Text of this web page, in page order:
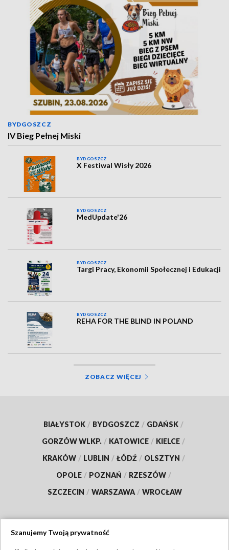
BYDGOSZCZ
IV Bieg Pełnej Miski
BYDGOSZCZ
X Festiwal Wisły 2026
BYDGOSZCZ
MedUpdate'26
BYDGOSZCZ
Targi Pracy, Ekonomii Społecznej i Edukacji
BYDGOSZCZ
REHA FOR THE BLIND IN POLAND
ZOBACZ WIĘCEJ
BIAŁYSTOK / BYDGOSZCZ / GDAŃSK /
GORZÓW WLKP. / KATOWICE / KIELCE /
KRAKÓW / LUBLIN / ŁÓDŹ / OLSZTYN /
OPOLE / POZNAŃ / RZESZÓW /
SZCZECIN / WARSZAWA / WROCŁAW
Szanujemy Twoją prywatność